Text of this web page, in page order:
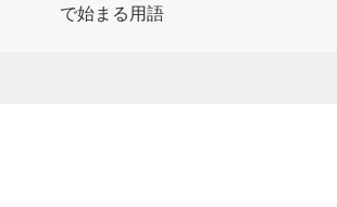
で始まる用語